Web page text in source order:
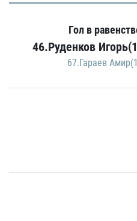
Гол в
46.Руденков
67.Гараев